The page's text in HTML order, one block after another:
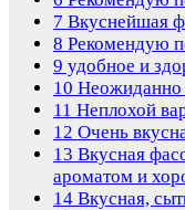
7 Вкуснейшая
8 Рекомендую
9 удобное и
10 Неожиданно
11 Неплохой
12 Очень
13 Вкусная
ароматом и
14 Вкусная,